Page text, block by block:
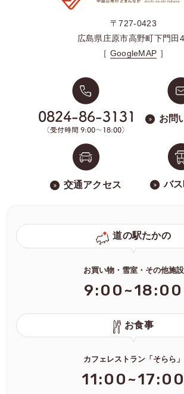
〒727-0423
広島県庄原市高野町下門田
［ GoogleMAP ］
お問
交通アクセス バ
道の駅たかの
お買い物・雪室・その他施設
9:00~18:00
お食事
カフェレストラン「そらら」
11:00~17:00